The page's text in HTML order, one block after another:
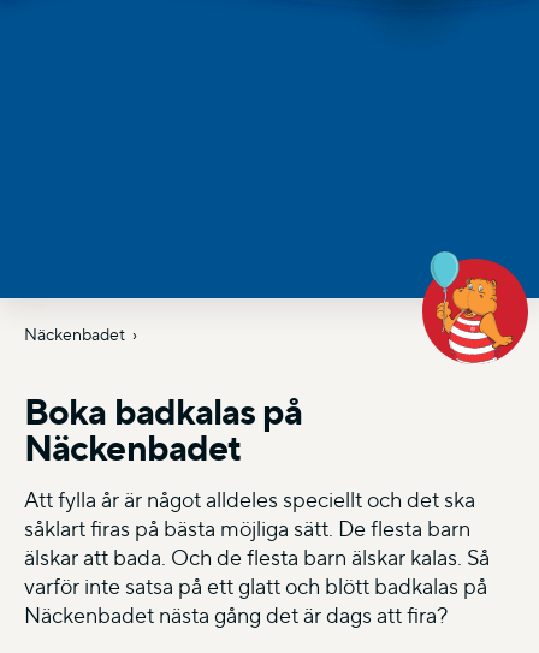
Näckenbadet
Boka badkalas på
Näckenbadet
Att fylla år är något alldeles speciellt och det ska
såklart firas på bästa möjliga sätt. De flesta barn
älskar att bada. Och de flesta barn älskar kalas. Så
varför inte satsa på ett glatt och blött badkalas på
Näckenbadet nästa gång det är dags att fira?